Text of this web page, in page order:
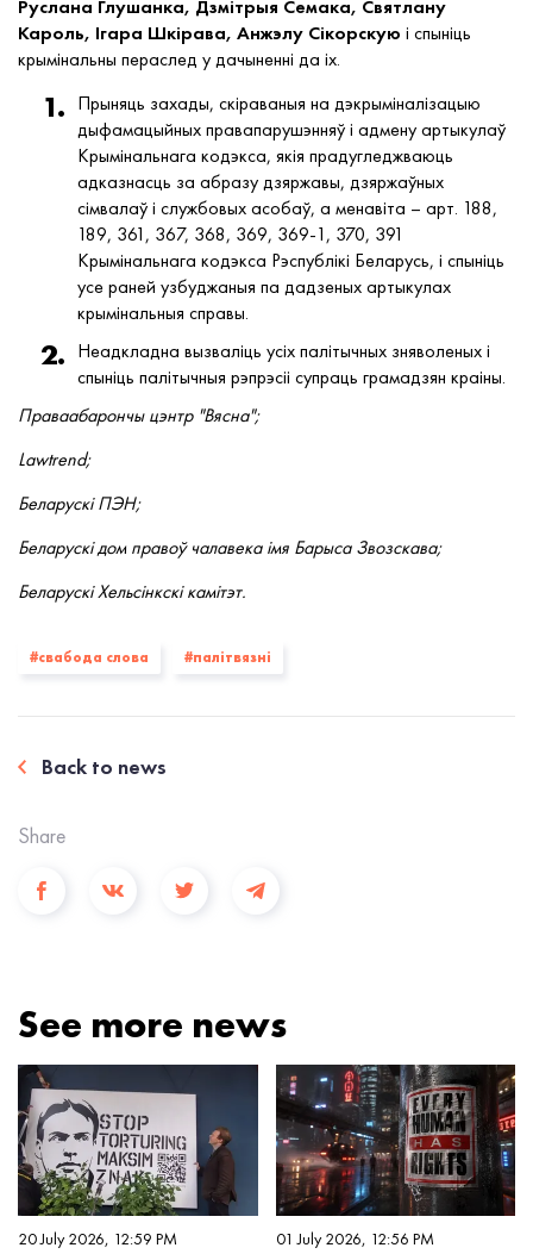
Руслана Глушанка, Дзмітрыя Семака, Святлану
Кароль, Ігара Шкірава, Анжэлу Сікорскую і спыніць
крымінальны пераслед у дачыненні да іх.
Прыняць захады, скіраваныя на дэкрыміналізацыю
дыфамацыйных правапарушэнняў і адмену артыкулаў
Крымінальнага кодэкса, якія прадугледжваюць
адказнасць за абразу дзяржавы, дзяржаўных
сімвалаў і службовых асобаў, а менавіта – арт. 188,
189, 361, 367, 368, 369, 369-1, 370, 391
Крымінальнага кодэкса Рэспублікі Беларусь, і спыніць
усе раней узбуджаныя па дадзеных артыкулах
крымінальныя справы.
Неадкладна вызваліць усіх палітычных зняволеных і
спыніць палітычныя рэпрэсіі супраць грамадзян краіны.
Праваабарончы цэнтр "Вясна";
Lawtrend;
Беларускі ПЭН;
Беларускі дом правоў чалавека імя Барыса Звозскава;
Беларускі Хельсінкскі камітэт.
#свабода слова #палiтвязнi
Back to news
Share
See more news
20 July 2026, 12:59 PM 01 July 2026, 12:56 PM